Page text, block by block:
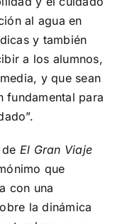
al agua en
y también
a los alumnos,
y que sean
fundamental para
El Gran Viaje
que
con una
la dinámica